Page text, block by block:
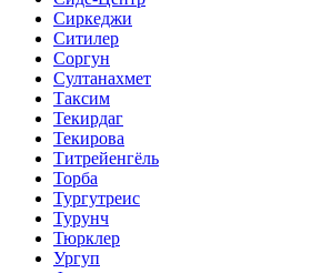
Сиркеджи
Ситилер
Соргун
Султанахмет
Таксим
Текирдаг
Текирова
Титрейенгёль
Торба
Тургутреис
Турунч
Тюрклер
Ургуп